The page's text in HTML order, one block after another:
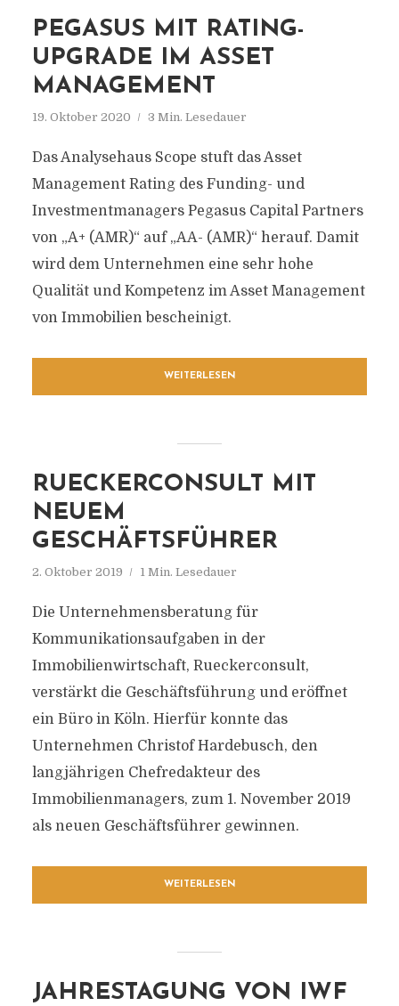
PEGASUS MIT RATING-
UPGRADE IM ASSET
MANAGEMENT
19. Oktober 2020 3 Min. Lesedauer
Das Analysehaus Scope stuft das Asset
Management Rating des Funding- und
Investmentmanagers Pegasus Capital Partners
von „A+ (AMR)“ auf „AA- (AMR)“ herauf. Damit
wird dem Unternehmen eine sehr hohe
Qualität und Kompetenz im Asset Management
von Immobilien bescheinigt.
WEITERLESEN
RUECKERCONSULT MIT
NEUEM
GESCHÄFTSFÜHRER
2. Oktober 2019 1 Min. Lesedauer
Die Unternehmensberatung für
Kommunikationsaufgaben in der
Immobilienwirtschaft, Rueckerconsult,
verstärkt die Geschäftsführung und eröffnet
ein Büro in Köln. Hierfür konnte das
Unternehmen Christof Hardebusch, den
langjährigen Chefredakteur des
Immobilienmanagers, zum 1. November 2019
als neuen Geschäftsführer gewinnen.
WEITERLESEN
JAHRESTAGUNG VON IWF